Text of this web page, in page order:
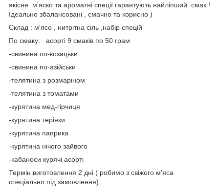
якісне м'яско та ароматні спеції гарантують найліпший смак !
Ідеально збалансовані , смачно та корисно )
Склад : м'ясо , нитрітна сіль ,набір спецій
По смаку: асорті 9 смаків по 50 грам
-свинина по-козацьки
-свинина по-азійськи
-телятина з розмаріном
-телятина з томатами
-курятина мед-гірчиця
-курятина теріяки
-курятина паприка
-курятина нічого зайвого
-кабаноси курячі асорті
Термін виготовлення 2 дні ( робимо з свіжого м'яса
спеціально під замовлення)